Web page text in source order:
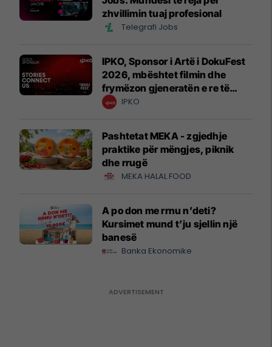
zhvillimin tuaj profesional
Telegrafi Jobs
IPKO, Sponsor i Artë i DokuFest
2026, mbështet filmin dhe
frymëzon gjeneratën e re të
krijuesve
IPKO
Pashtetat MEKA - zgjedhje
praktike për mëngjes, piknik
dhe rrugë
MEKA HALAL FOOD
A po don me rrnu n’deti?
Kursimet mund t’ju sjellin një
banesë
Banka Ekonomike